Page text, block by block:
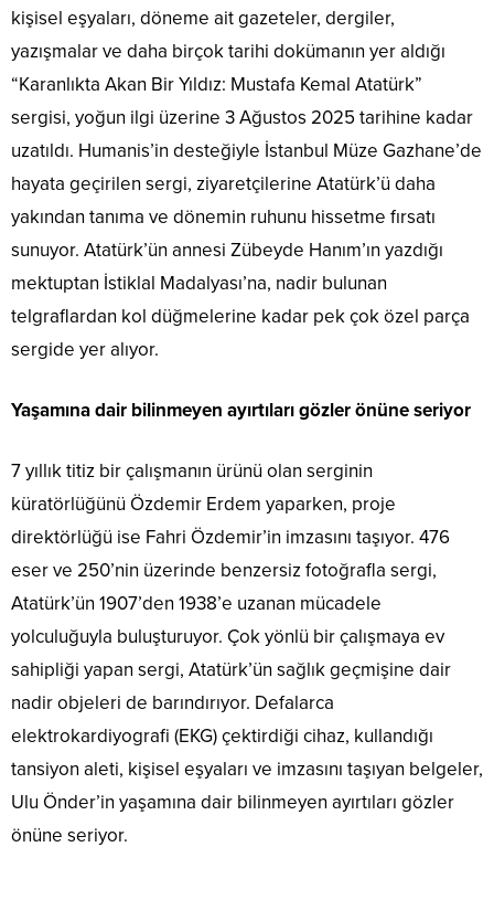
kişisel eşyaları, döneme ait gazeteler, dergiler,
yazışmalar ve daha birçok tarihi dokümanın yer aldığı
“Karanlıkta Akan Bir Yıldız: Mustafa Kemal Atatürk”
sergisi, yoğun ilgi üzerine 3 Ağustos 2025 tarihine kadar
uzatıldı. Humanis’in desteğiyle İstanbul Müze Gazhane’de
hayata geçirilen sergi, ziyaretçilerine Atatürk’ü daha
yakından tanıma ve dönemin ruhunu hissetme fırsatı
sunuyor. Atatürk’ün annesi Zübeyde Hanım’ın yazdığı
mektuptan İstiklal Madalyası’na, nadir bulunan
telgraflardan kol düğmelerine kadar pek çok özel parça
sergide yer alıyor.
Yaşamına dair bilinmeyen ayırtıları gözler önüne seriyor
7 yıllık titiz bir çalışmanın ürünü olan serginin
küratörlüğünü Özdemir Erdem yaparken, proje
direktörlüğü ise Fahri Özdemir’in imzasını taşıyor. 476
eser ve 250’nin üzerinde benzersiz fotoğrafla sergi,
Atatürk’ün 1907’den 1938’e uzanan mücadele
yolculuğuyla buluşturuyor. Çok yönlü bir çalışmaya ev
sahipliği yapan sergi, Atatürk’ün sağlık geçmişine dair
nadir objeleri de barındırıyor. Defalarca
elektrokardiyografi (EKG) çektirdiği cihaz, kullandığı
tansiyon aleti, kişisel eşyaları ve imzasını taşıyan belgeler,
Ulu Önder’in yaşamına dair bilinmeyen ayırtıları gözler
önüne seriyor.